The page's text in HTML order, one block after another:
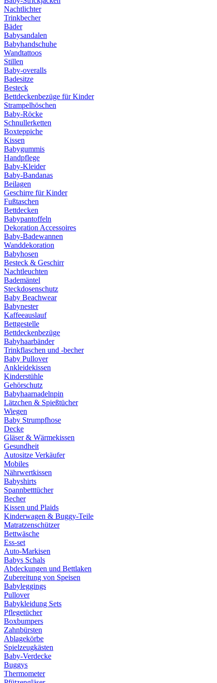
Nachtlichter
Trinkbecher
Bäder
Babysandalen
Babyhandschuhe
Wandtattoos
Stillen
Baby-overalls
Badesitze
Besteck
Bettdeckenbezüge für Kinder
Strampelhöschen
Baby-Röcke
Schnullerketten
Boxteppiche
Kissen
Babygummis
Handpflege
Baby-Kleider
Baby-Bandanas
Beilagen
Geschirre für Kinder
Fußtaschen
Bettdecken
Babypantoffeln
Dekoration Accessoires
Baby-Badewannen
Wanddekoration
Babyhosen
Besteck & Geschirr
Nachtleuchten
Bademäntel
Steckdosenschutz
Baby Beachwear
Babynester
Kaffeeauslauf
Bettgestelle
Bettdeckenbezüge
Babyhaarbänder
Trinkflaschen und -becher
Baby Pullover
Ankleidekissen
Kinderstühle
Gehörschutz
Babyhaarnadelnpin
Lätzchen & Spießtücher
Wiegen
Baby Strumpfhose
Decke
Gläser & Wärmekissen
Gesundheit
Autositze Verkäufer
Mobiles
Nährwertkissen
Babyshirts
Spannbetttücher
Becher
Kissen und Plaids
Kinderwagen & Buggy-Teile
Matratzenschützer
Bettwäsche
Ess-set
Auto-Markisen
Babys Schals
Abdeckungen und Bettlaken
Zubereitung von Speisen
Babyleggings
Pullover
Babykleidung Sets
Pflegetücher
Boxbumpers
Zahnbürsten
Ablagekörbe
Spielzeugkästen
Baby-Verdecke
Buggys
Thermometer